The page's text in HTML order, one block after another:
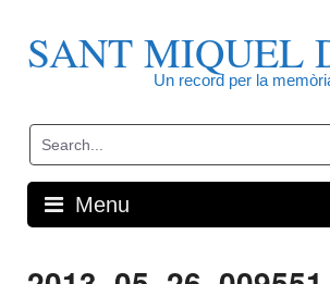
contentSANT MIQUEL
Un record per la
Menu